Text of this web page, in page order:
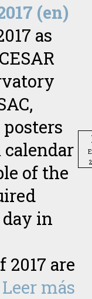
(en)
as
of the
in
are
Leer más